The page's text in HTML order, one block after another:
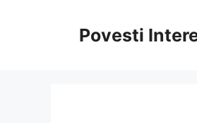
Povesti